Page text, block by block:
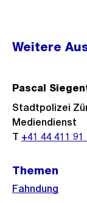
Weitere
Weitere
Pascal
Stadtpolizei
Mediendienst
T +41 44 411 91
Themen
Fahndung